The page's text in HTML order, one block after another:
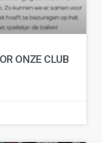
ONZE CLUB